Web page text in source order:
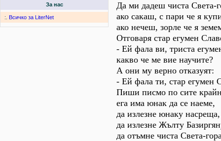
За нас
:. Всичко за LiterNet
Да ми дадеш чиста Света-
ако сакаш, с пари че я
ако нечеш, зорле че я
Отговаря стар егумен
- Ей фала ви, триста
какво че ме вие научите?
А они му верно отказуят:
- Ей фала ти, стар егумен
Пиши писмо по сите
ега има юнак да се наеме,
да излезне юнаку насреща,
да излезне Жълту
да отъмне чиста Света-